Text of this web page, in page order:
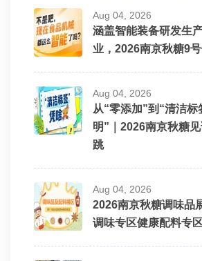
Aug 04, 2026
涵盖智能装备研发生
业，2026南京秋糖9
Aug 04, 2026
从“零添加”到“清洁
明”｜2026南京秋糖
跳
Aug 04, 2026
2026南京秋糖调味品
调味专区健康配料专